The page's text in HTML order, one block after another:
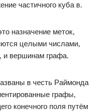
частичного куба в.
назначение меток,
целыми числами,
и вершинам графа.
в честь Раймонда
графы,
конечного поля путём